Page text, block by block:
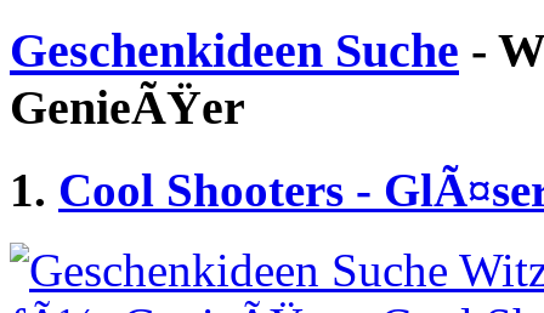
Geschenkideen Suche -
GenieÃŸer
1. Cool Shooters -